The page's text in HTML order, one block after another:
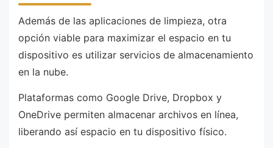
Además de las aplicaciones de limpieza, otra
opción viable para maximizar el espacio en tu
dispositivo es utilizar servicios de almacenamiento
en la nube.
Plataformas como Google Drive, Dropbox y
OneDrive permiten almacenar archivos en línea,
liberando así espacio en tu dispositivo físico.